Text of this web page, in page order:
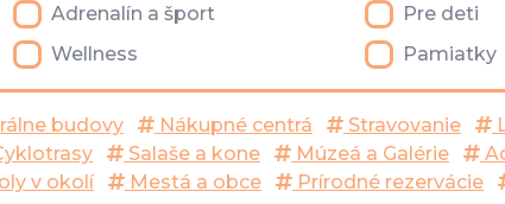
Adrenalín a šport Pre deti
Wellness Pamiatky
budovy Nákupné centrá Stravovanie
Salaše a kone Múzeá a Galérie
v okolí Mestá a obce Prírodné rezervácie